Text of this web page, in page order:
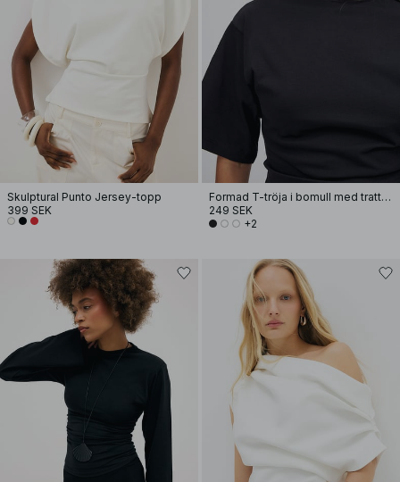
Skulptural Punto Jersey-topp
399 SEK
Formad T-tröja i bomull med trattkrage
249 SEK
+2